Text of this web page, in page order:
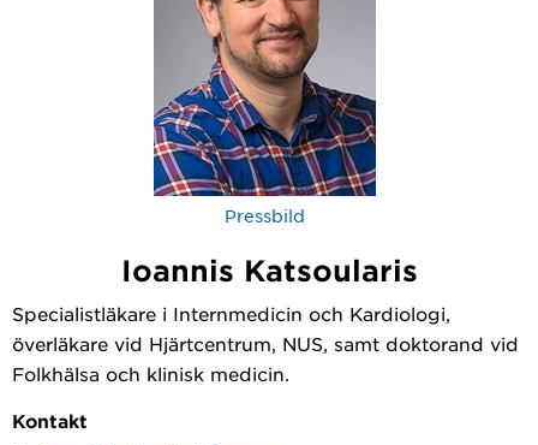
Pressbild
Ioannis Katsoularis
Specialistläkare i Internmedicin och Kardiologi,
överläkare vid Hjärtcentrum, NUS, samt doktorand vid
Folkhälsa och klinisk medicin.
Kontakt